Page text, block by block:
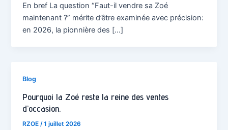
En bref La question “Faut-il vendre sa Zoé
maintenant ?” mérite d’être examinée avec précision:
en 2026, la pionnière des […]
Blog
Pourquoi la Zoé reste la reine des ventes
d’occasion.
RZOE/1 juillet 2026